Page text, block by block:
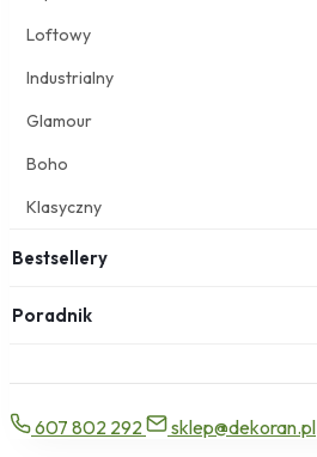
Loftowy
Industrialny
Glamour
Boho
Klasyczny
Bestsellery
Poradnik
607 802 292
sklep@dekoran.pl